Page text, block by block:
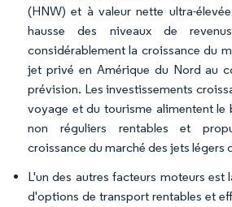
(HNW) et à valeur nette ultra-
hausse des niveaux de
considérablement la croissance du
jet privé en Amérique du Nord au
prévision. Les investissements
voyage et du tourisme alimentent le
non réguliers rentables et
croissance du marché des jets légers
L'un des autres facteurs moteurs est
d'options de transport rentables et